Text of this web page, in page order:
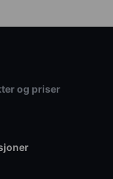
og priser